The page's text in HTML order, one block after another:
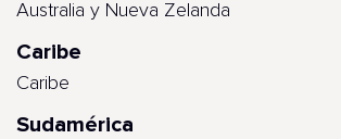
Australia y Nueva Zelanda
Caribe
Caribe
Sudamérica